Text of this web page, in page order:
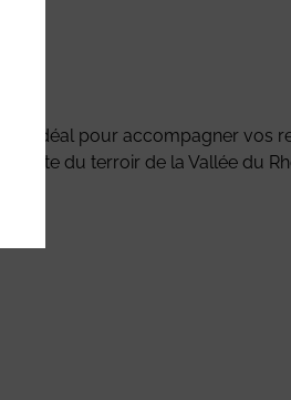
Idéal pour accompagner vos
du terroir de la Vallée du